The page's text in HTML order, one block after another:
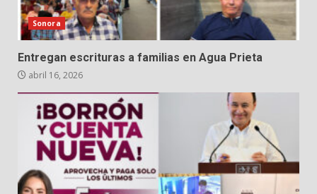
Sonora
Entregan escrituras a familias en Agua Prieta
abril 16, 2026